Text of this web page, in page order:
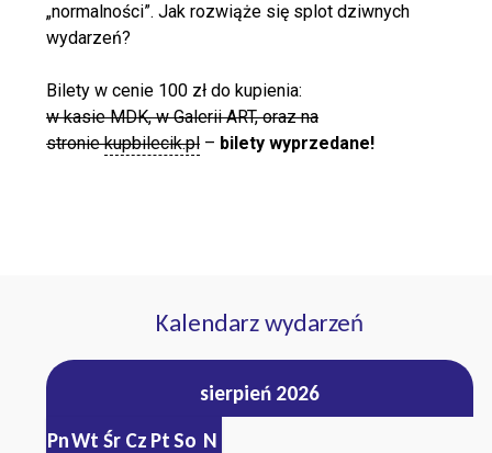
„normalności”. Jak rozwiąże się splot dziwnych
wydarzeń?
Bilety w cenie 100 zł do kupienia:
w kasie MDK,w Galerii ART, oraz na
stroniekupbilecik.pl – bilety wyprzedane!
Kalendarz wydarzeń
sierpień 2026
PnWt Śr Cz PtSo N